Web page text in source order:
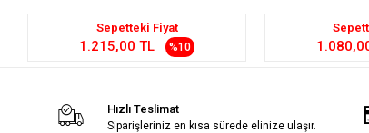
Sepetteki Fiyat
1.215,00 TL %10
Hızlı Teslimat
Siparişleriniz en kısa sürede elinize ulaşır.